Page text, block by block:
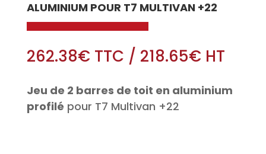
ALUMINIUM POUR T7 MULTIVAN +22
262.38€TTC / 218.65€HT
Jeu de 2 barres de toit en aluminium
profilé pour T7 Multivan +22